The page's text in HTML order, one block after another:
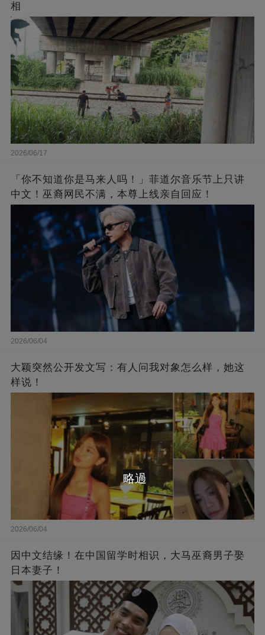
相
2026/06/17
「你不知道你是马来人吗！」菲道尔音乐节上只讲
中文！巫裔网民不满，本尊上线亲自回应！
2026/06/04
大颖突然公开发文写：有人问我对象怎么样，她这
样说！
2026/06/04
因中文结缘！在中国留学时相识，大马巫裔男子娶
日本妻子！
略過